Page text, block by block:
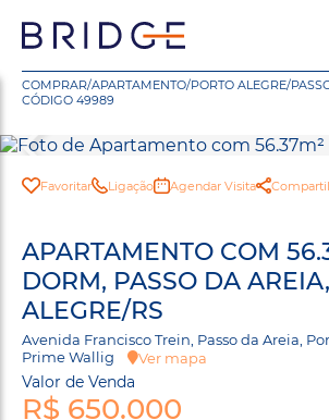
COMPRAR/APARTAMENTO/PORTO ALEGRE/
CÓDIGO 49989
Favoritar Ligação Agendar Visita
APARTAMENTO COM
DORM, PASSO DA
ALEGRE/RS
Avenida Francisco Trein, Passo da Areia,
Prime Wallig
Ver mapa
Valor de Venda
R$ 650.000